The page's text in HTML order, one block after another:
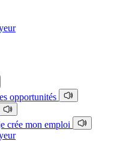
opportunités
crée mon emploi